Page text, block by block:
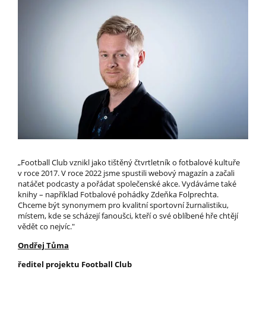
„Football Club vznikl jako tištěný čtvrtletník o fotbalové kultuře
v roce 2017. V roce 2022 jsme spustili webový magazín a začali
natáčet podcasty a pořádat společenské akce. Vydáváme také
knihy – například Fotbalové pohádky Zdeňka Folprechta.
Chceme být synonymem pro kvalitní sportovní žurnalistiku,
místem, kde se scházejí fanoušci, kteří o své oblíbené hře chtějí
vědět co nejvíc."
Ondřej Tůma
ředitel projektu Football Club